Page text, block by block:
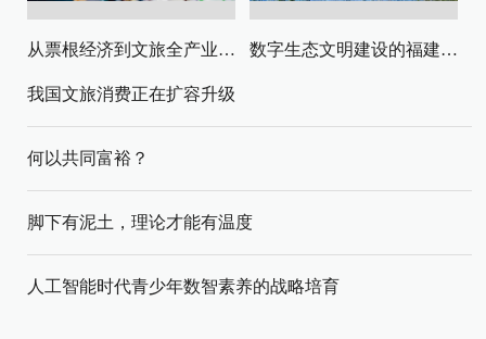
从票根经济到文旅全产业链升级 数字生态文明建设的福建路径与启示
我国文旅消费正在扩容升级
何以共同富裕？
脚下有泥土，理论才能有温度
人工智能时代青少年数智素养的战略培育